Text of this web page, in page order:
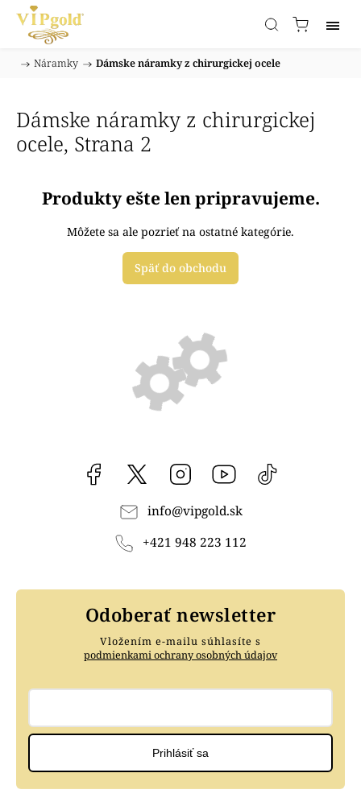
/ Náramky / Dámske náramky z chirurgickej ocele
Dámske náramky z chirurgickej
ocele, Strana 2
Produkty ešte len pripravujeme.
Môžete sa ale pozrieť na ostatné kategórie.
Späť do obchodu
Facebook vipgoldsk Instagram YouTube
info@vipgold.sk
+421 948 223 112
Odoberať newsletter
Vložením e-mailu súhlasíte s
podmienkami ochrany osobných údajov
Prihlásiť sa